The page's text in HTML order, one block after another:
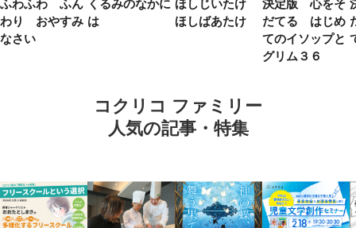
わり おやすみ
なさい
は
ほしばあたけ
だてる はじめ
てのイソップと
グリム３６
コクリコ ファミリー
人気の記事・特集